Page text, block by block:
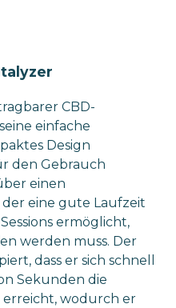
CBD-
einfache
Design
den Gebrauch
einen
eine gute Laufzeit
ermöglicht,
werden muss. Der
dass er sich schnell
Sekunden die
wodurch er